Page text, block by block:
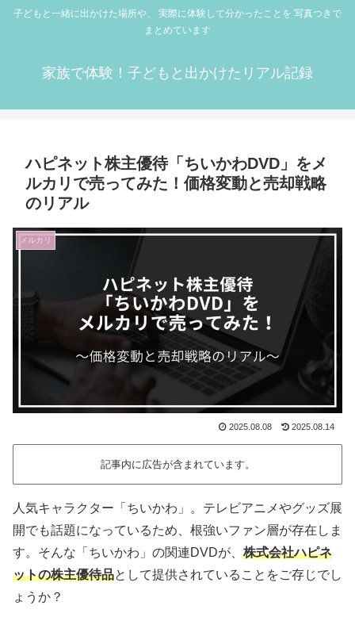
子どもと一緒に出かけた場所や、 実際に体験して分かったことを 写真つきで
まとめています
家族で体験！子どもと出かけたリアル記録
ハピネット株主優待「ちいかわDVD」をメ
ルカリで売ってみた！価格変動と売却戦略
のリアル
メルカリ
2025.08.08 2025.08.14
記事内に広告が含まれています。
人気キャラクター「ちいかわ」。テレビアニメやグッズ展
開でも話題になっているため、根強いファン層が存在しま
す。そんな「ちいかわ」の関連DVDが、 株式会社ハピネ
ットの株主優待品として提供されていることをご存じでし
ょうか？